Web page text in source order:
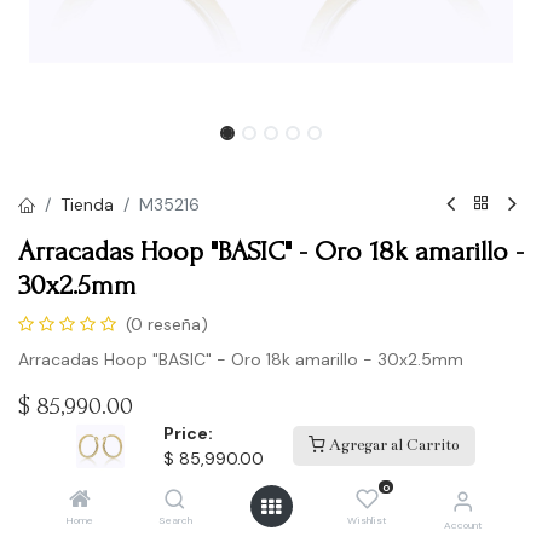
Price:
$ 85,990.00
Agregar al Carrito
Home Search
0
Wishlist Account
Tienda M35216
Arracadas Hoop "BASIC" - Oro 18k amarillo -
30x2.5mm
(0 reseña)
Arracadas Hoop "BASIC" - Oro 18k amarillo - 30x2.5mm
$ 85,990.00
Comprar